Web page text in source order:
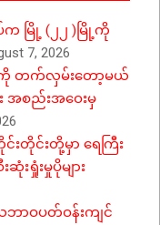
မြို့ (၂၂ )မြို့ကို
7, 2026
ကို တက်လှမ်းတော့မယ်
း အစည်းအဝေးမှ
းတိုင်းတို့မှာ ရေကြီး
းရှုံးမှုပိုများ
ာဝပတ်ဝန်းကျင်